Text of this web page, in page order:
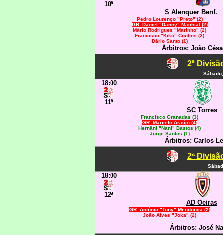
10ª
S Alenquer Benf.
Pedro Lourenço "Preto" (2)
GR: Daniel "Danny" Machial (2)
Mário Rodrigues "Marinho" (2)
Francisco "Kiko" Contins (2)
Dário Santo (1)
Árbitros: João
2ª
18:00
11ª
SC Torres
Francisco Granadas (3)
GR: Marcelo Araújo (4)
Hernâni "Nani" Bastos (4)
Jorge Santos (1)
Árbitros: Carlos
2ª
18:00
12ª
AD Oeiras
GR: António "Tony" Mendonça (2)
João Alves "Joka" (2)
Árbitros: José